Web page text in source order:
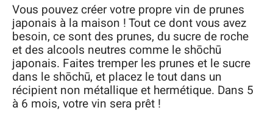
Vous pouvez créer votre propre vin de prunes
japonais à la maison ! Tout ce dont vous avez
besoin, ce sont des prunes, du sucre de roche
et des alcools neutres comme le shōchū
japonais. Faites tremper les prunes et le sucre
dans le shōchū, et placez le tout dans un
récipient non métallique et hermétique. Dans 5
à 6 mois, votre vin sera prêt !